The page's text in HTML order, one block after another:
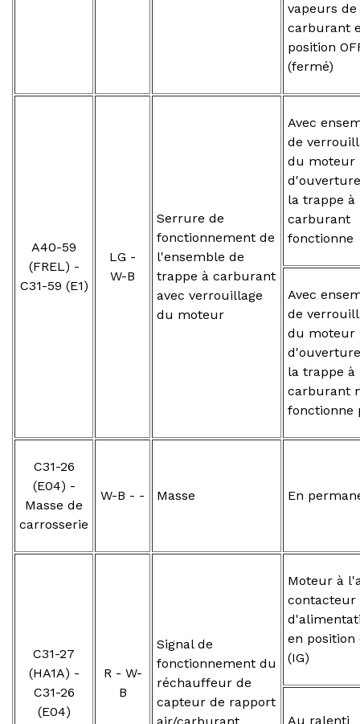
vapeurs de
carburant
position
(fermé)
A40-59
(FREL) -
C31-59 (E1)
LG -
W-B
Serrure de
fonctionnement de
l'ensemble de
trappe à carburant
avec verrouillage
du moteur
Avec
de
du moteur
la trappe à
carburant
fonctionne
Avec
de
du moteur
la trappe à
carburant
fonctionne
C31-26
(E04) -
Masse de
carrosserie
W-B - - Masse En
C31-27
(HA1A) -
C31-26
(E04)
R - W-
B
Signal de
fonctionnement du
réchauffeur de
capteur de rapport
Moteur à
contacteur
en position
(IG)
Au ralenti